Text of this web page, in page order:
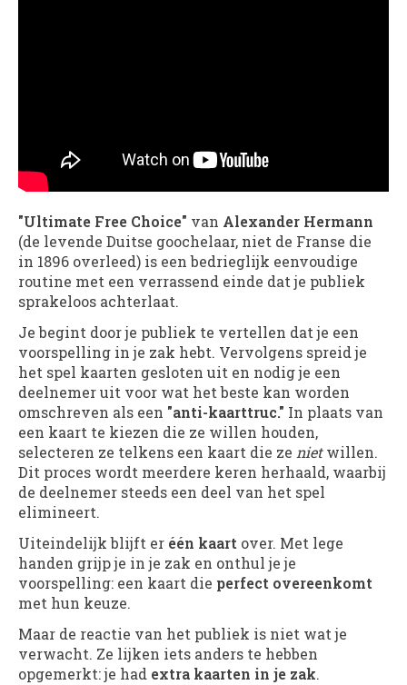
"Ultimate Free Choice" van Alexander Hermann
(de levende Duitse goochelaar, niet de Franse die
in 1896 overleed) is een bedrieglijk eenvoudige
routine met een verrassend einde dat je publiek
sprakeloos achterlaat.
Je begint door je publiek te vertellen dat je een
voorspelling in je zak hebt. Vervolgens spreid je
het spel kaarten gesloten uit en nodig je een
deelnemer uit voor wat het beste kan worden
omschreven als een "anti-kaarttruc." In plaats van
een kaart te kiezen die ze willen houden,
selecteren ze telkens een kaart die ze nietwillen.
Dit proces wordt meerdere keren herhaald, waarbij
de deelnemer steeds een deel van het spel
elimineert.
Uiteindelijk blijft er één kaart over. Met lege
handen grijp je in je zak en onthul je je
voorspelling: een kaart die perfect overeenkomt
met hun keuze.
Maar de reactie van het publiek is niet wat je
verwacht. Ze lijken iets anders te hebben
opgemerkt: je had extra kaarten in je zak.